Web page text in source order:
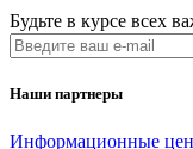
Будьте в курсе всех
Наши партнеры
Информационные